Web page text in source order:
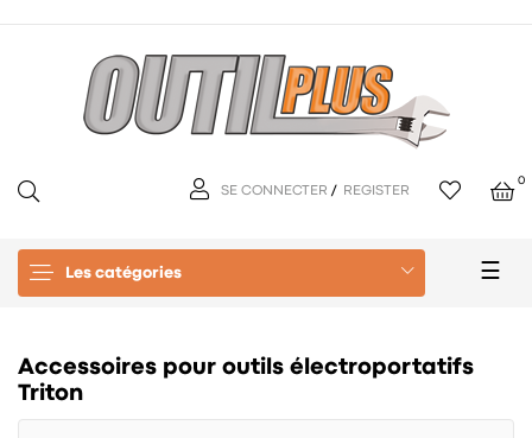
SE CONNECTER / REGISTER
0
Les catégories ☰
Accessoires pour outils électroportatifs
Triton